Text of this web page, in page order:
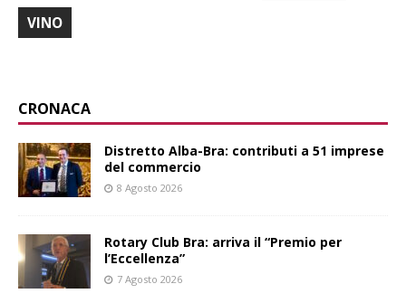
VINO
CRONACA
Distretto Alba-Bra: contributi a 51 imprese
del commercio
8 Agosto 2026
Rotary Club Bra: arriva il “Premio per
l’Eccellenza”
7 Agosto 2026